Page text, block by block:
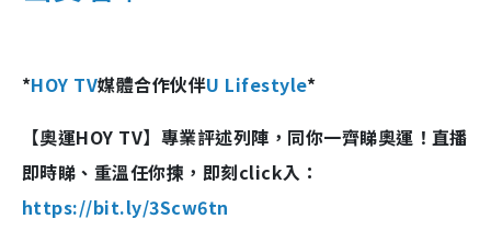
*HOY TV媒體合作伙伴U Lifestyle*
【奧運HOY TV】專業評述列陣，同你一齊睇奧運！直播
即時睇、重溫任你揀，即刻click入：
https://bit.ly/3Scw6tn